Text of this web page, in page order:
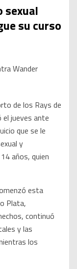
sexual
su curso
de los Rays de
el jueves ante
que se le
y
años, quien
esta
Plata,
continuó
y las
los